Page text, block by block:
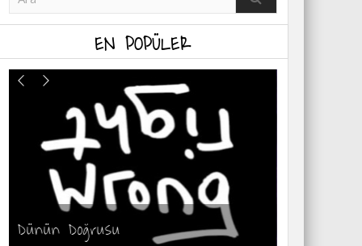
EN POPÜLER
Dünün Doğrusu